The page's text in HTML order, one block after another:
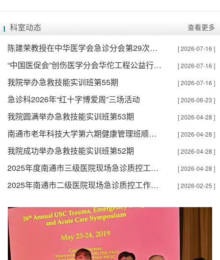
科室动态 查看更多
陈建荣教授在中华医学会急诊分会第29次急诊医学学会年会上作专题报告 [ 2026-07-16 ]
“中国医促会”创伤医学分会华佗工程公益行-创伤急救走基层（南通站）圆满完成 [ 2026-07-16 ]
我院举办急救技能实训班第55期 [ 2026-07-16 ]
急诊科2026年“红十字博爱周”三场活动 [ 2026-06-23 ]
我院圆满举办急救技能实训班第53期 [ 2026-04-28 ]
南通市老年科技大学第六期健康管理班顺利开班 [ 2026-04-28 ]
我院成功举办急救技能实训班第52期 [ 2026-04-28 ]
2025年度南通市三级医院现场急诊质控工作圆满完成 [ 2026-04-28 ]
2025年南通市二级医院现场急诊质控工作启动 [ 2026-02-25 ]